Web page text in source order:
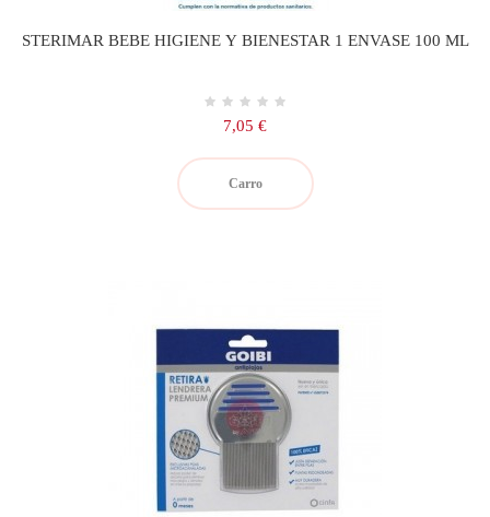
STERIMAR BEBE HIGIENE Y BIENESTAR 1 ENVASE 100 ML
Precio
7,05 €
Carro